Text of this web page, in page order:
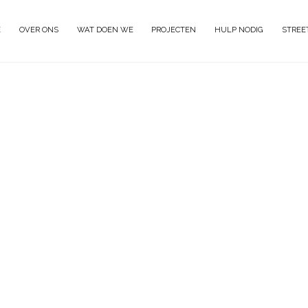
OVER ONS WAT DOEN WE PROJECTEN HULP NODIG